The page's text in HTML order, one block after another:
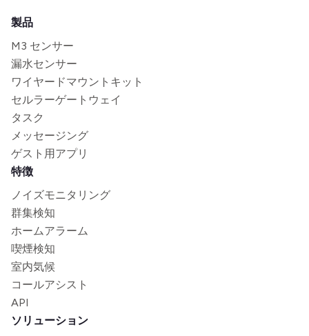
製品
M3 センサー
漏水センサー
ワイヤードマウントキット
セルラーゲートウェイ
タスク
メッセージング
ゲスト用アプリ
特徴
ノイズモニタリング
群集検知
ホームアラーム
喫煙検知
室内気候
コールアシスト
API
ソリューション